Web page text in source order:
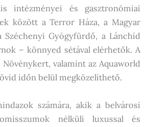
intézményei és gasztronómiai
között a Terror Háza, a Magyar
Széchenyi Gyógyfürdő, a Lánchíd
– könnyed sétával elérhetők. A
valamint az Aquaworld
időn belül megközelíthető.
számára, akik a belvárosi
nélküli luxussal és